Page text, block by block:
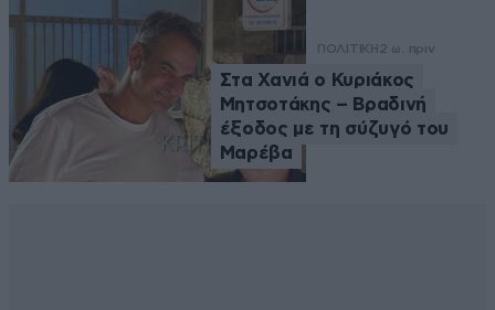
ΠΟΛΙΤΙΚΗ2 ω. πριν
Στα Χανιά ο Κυριάκος
Μητσοτάκης – Βραδινή
έξοδος με τη σύζυγό του
Μαρέβα